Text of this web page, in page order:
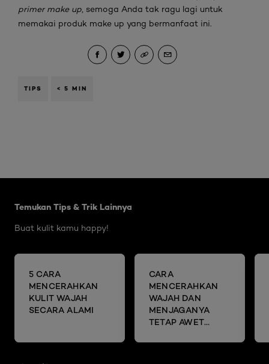
primer make up , semoga Anda tak ragu lagi untuk
memakai produk make up yang bermanfaat ini.
TIPS < 5 MIN
Temukan Tips & Trik Lainnya
Buat kulit kamu happy!
5 CARA
MENCERAHKAN
KULIT WAJAH
SECARA ALAMI
CARA
MENCERAHKAN
WAJAH DAN
MENJAGANYA
TETAP AWET
SHEET MASK